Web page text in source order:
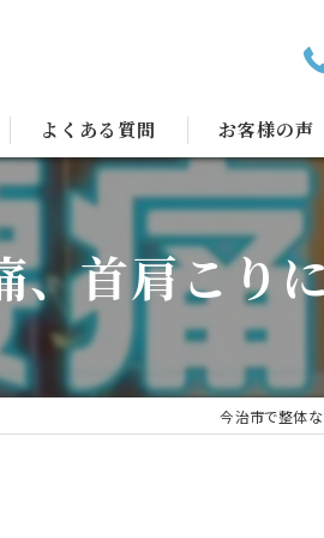
よくある質問 お客様の声
、首肩こり
今治市で整体